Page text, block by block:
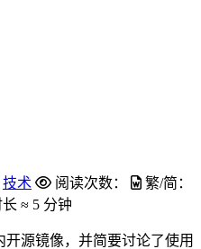
技术 阅读次数：
繁/简：
长 ≈ 5 分钟
源镜像，并简要讨论了使用